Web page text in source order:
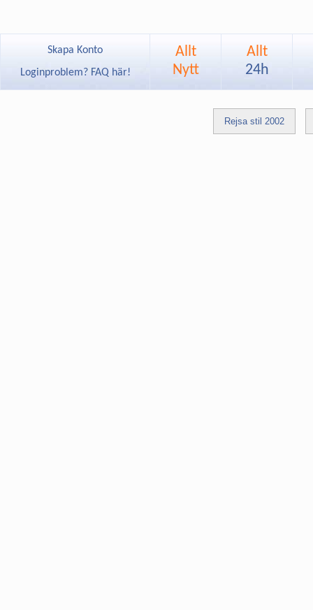
Skapa Konto
Loginproblem? FAQ här!
Allt
Nytt
Allt
24h
Rejsa stil 2002